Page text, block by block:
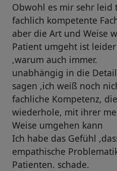
Obwohl es mir sehr leid
fachlich kompetente
aber die Art und Weise
Patient umgeht ist
,warum auch immer.
unabhängig in die
sagen ,ich weiß noch
fachliche Kompetenz,
wiederhole, mit ihrer
Weise umgehen kann
Ich habe das Gefühl
empathische
Patienten. schade.